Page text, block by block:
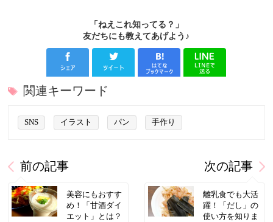
「ねえこれ知ってる？」
友だちにも教えてあげよう♪
関連キーワード
SNS イラスト パン 手作り
前の記事
美容にもおすす
め！「甘酒ダイ
エット」とは？
次の記事
離乳食でも大活
躍！「だし」の
使い方を知りま